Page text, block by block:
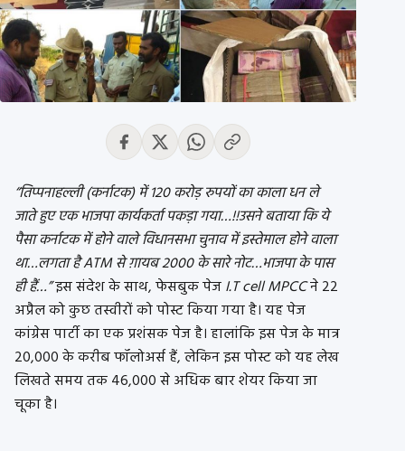
“तिप्पनाहल्ली (कर्नाटक) में 120 करोड़ रुपयों का काला धन ले
जाते हुए एक भाजपा कार्यकर्ता पकड़ा गया…!!उसने बताया कि ये
पैसा कर्नाटक में होने वाले विधानसभा चुनाव में इस्तेमाल होने वाला
था…लगता है ATM से ग़ायब 2000 के सारे नोट…भाजपा के पास
ही हैं…”इस संदेश के साथ, फेसबुक पेजI.T cell MPCCने 22
अप्रैल को कुछ तस्वीरों को पोस्ट किया गया है। यह पेज
कांग्रेस पार्टी का एक प्रशंसक पेज है। हालांकि इस पेज के मात्र
20,000 के करीब फॉलोअर्स हैं, लेकिन इस पोस्ट को यह लेख
लिखते समय तक 46,000 से अधिक बार शेयर किया जा
चूका है।